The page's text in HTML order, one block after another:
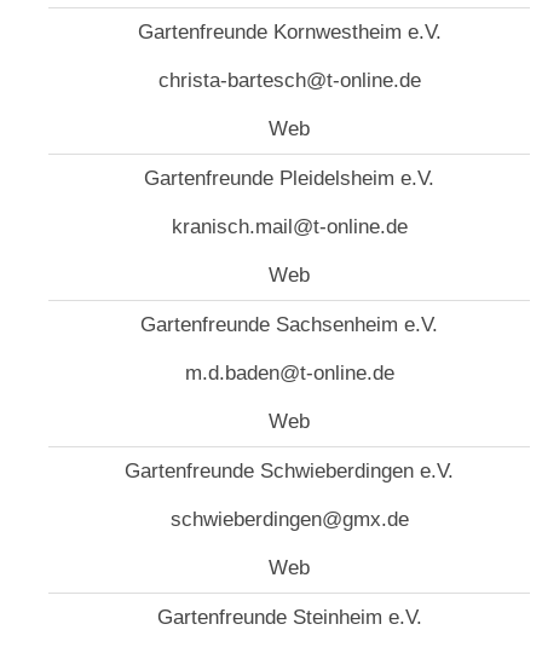
Gartenfreunde Kornwestheim e.V.
christa-bartesch@t-online.de
Web
Gartenfreunde Pleidelsheim e.V.
kranisch.mail@t-online.de
Web
Gartenfreunde Sachsenheim e.V.
m.d.baden@t-online.de
Web
Gartenfreunde Schwieberdingen e.V.
schwieberdingen@gmx.de
Web
Gartenfreunde Steinheim e.V.